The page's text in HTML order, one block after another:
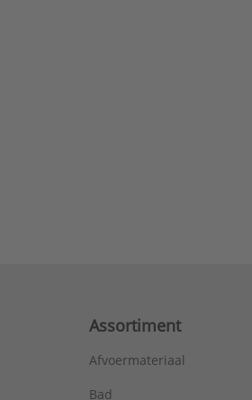
Assortiment
Afvoermateriaal
Bad